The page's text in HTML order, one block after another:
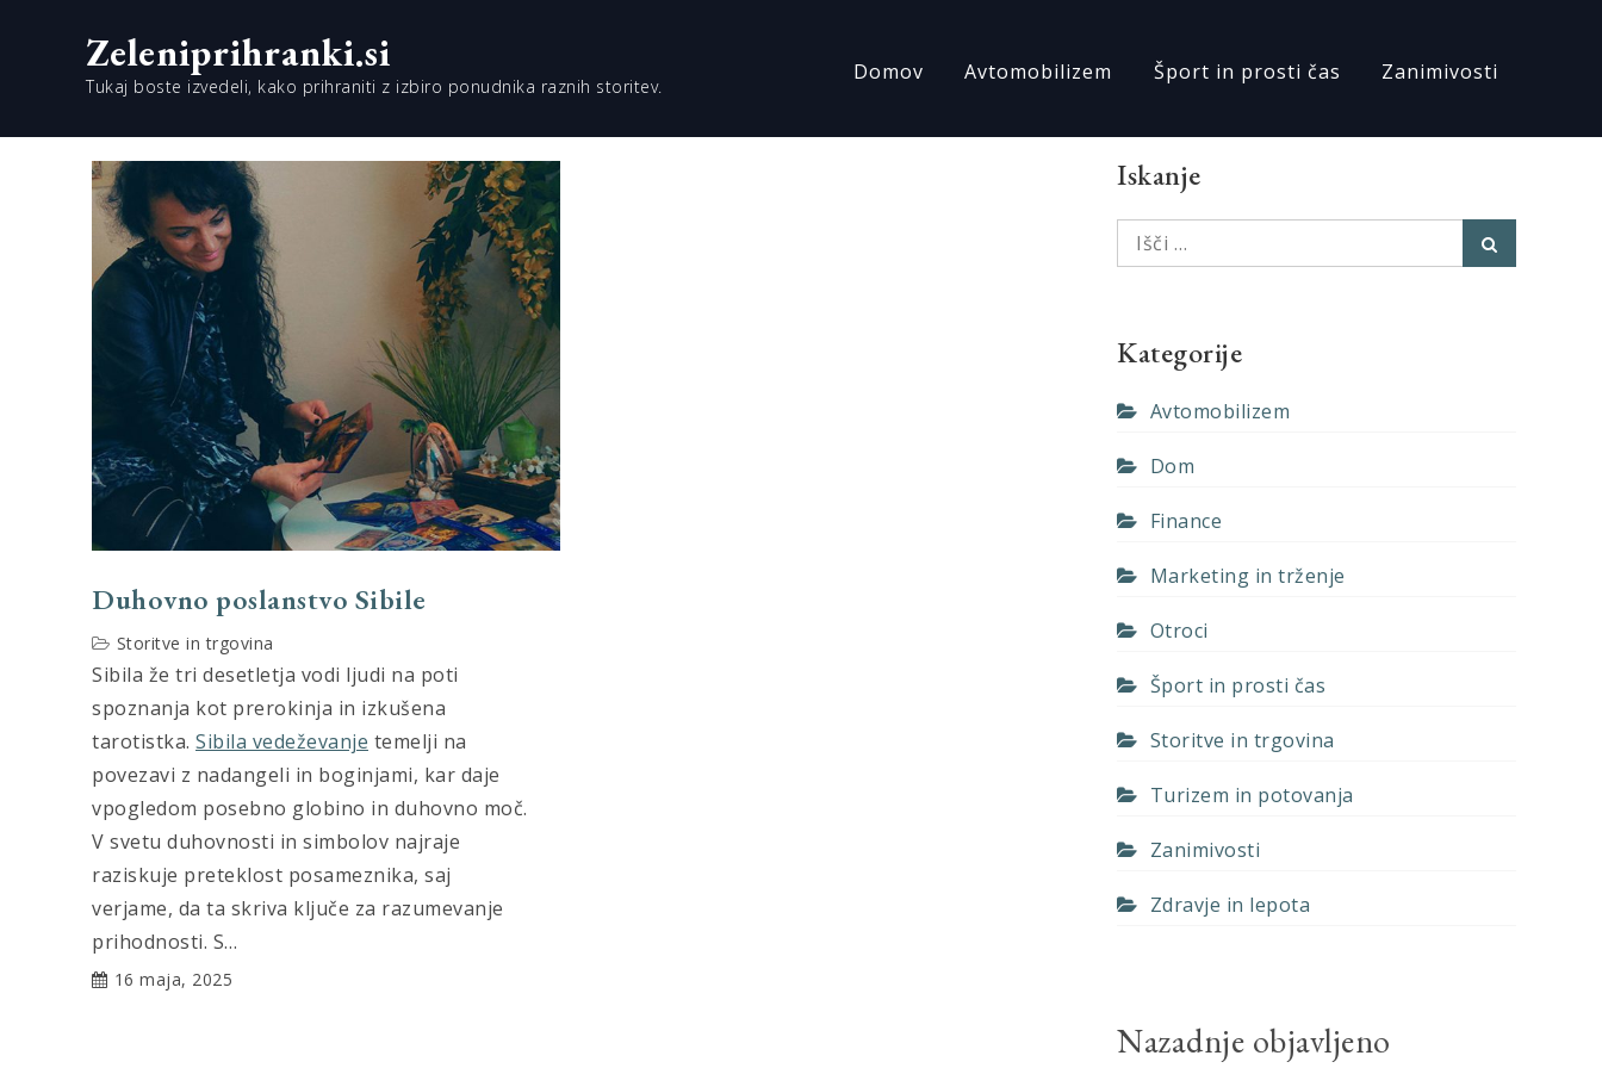
Zeleniprihranki.si
Tukaj boste izvedeli, kako prihraniti z izbiro ponudnika raznih storitev.
Domov Avtomobilizem Šport in prosti čas Zanimivosti
Duhovno poslanstvo Sibile
Storitve in trgovina
Sibila že tri desetletja vodi ljudi na poti
spoznanja kot prerokinja in izkušena
tarotistka. Sibila vedeževanje temelji na
povezavi z nadangeli in boginjami, kar daje
vpogledom posebno globino in duhovno moč.
V svetu duhovnosti in simbolov najraje
raziskuje preteklost posameznika, saj
verjame, da ta skriva ključe za razumevanje
prihodnosti. S…
16 maja, 2025
Iskanje
Išči:
Kategorije
Avtomobilizem
Dom
Finance
Marketing in trženje
Otroci
Šport in prosti čas
Storitve in trgovina
Turizem in potovanja
Zanimivosti
Zdravje in lepota
Nazadnje objavljeno